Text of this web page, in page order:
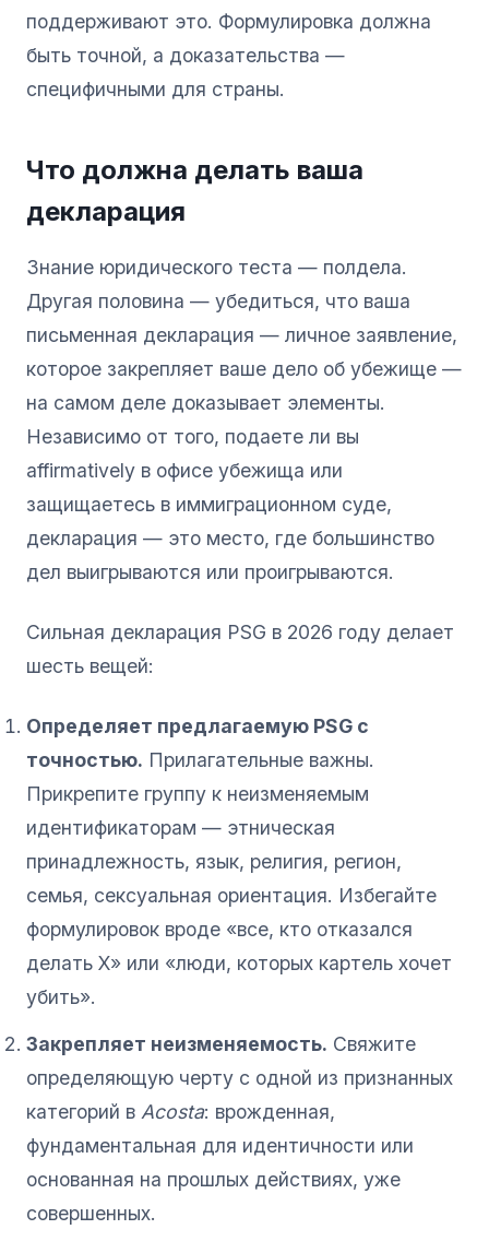
поддерживают это. Формулировка должна
быть точной, а доказательства —
специфичными для страны.
Что должна делать ваша
декларация
Знание юридического теста — полдела.
Другая половина — убедиться, что ваша
письменная декларация — личное заявление,
которое закрепляет ваше дело об убежище —
на самом деле доказывает элементы.
Независимо от того, подаете ли вы
affirmatively в офисе убежища или
защищаетесь в иммиграционном суде,
декларация — это место, где большинство
дел выигрываются или проигрываются.
Сильная декларация PSG в 2026 году делает
шесть вещей:
Определяет предлагаемую PSG с
точностью. Прилагательные важны.
Прикрепите группу к неизменяемым
идентификаторам — этническая
принадлежность, язык, религия, регион,
семья, сексуальная ориентация. Избегайте
формулировок вроде «все, кто отказался
делать X» или «люди, которых картель хочет
убить».
Закрепляет неизменяемость. Свяжите
определяющую черту с одной из признанных
категорий в Acosta: врожденная,
фундаментальная для идентичности или
основанная на прошлых действиях, уже
совершенных.